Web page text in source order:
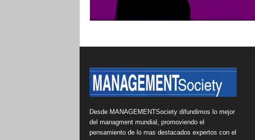
Desde MANAGEMENTSociety difundimos lo mejor
del managment mundial, promoviendo el
pensamiento de lo mas destacados expertos con el